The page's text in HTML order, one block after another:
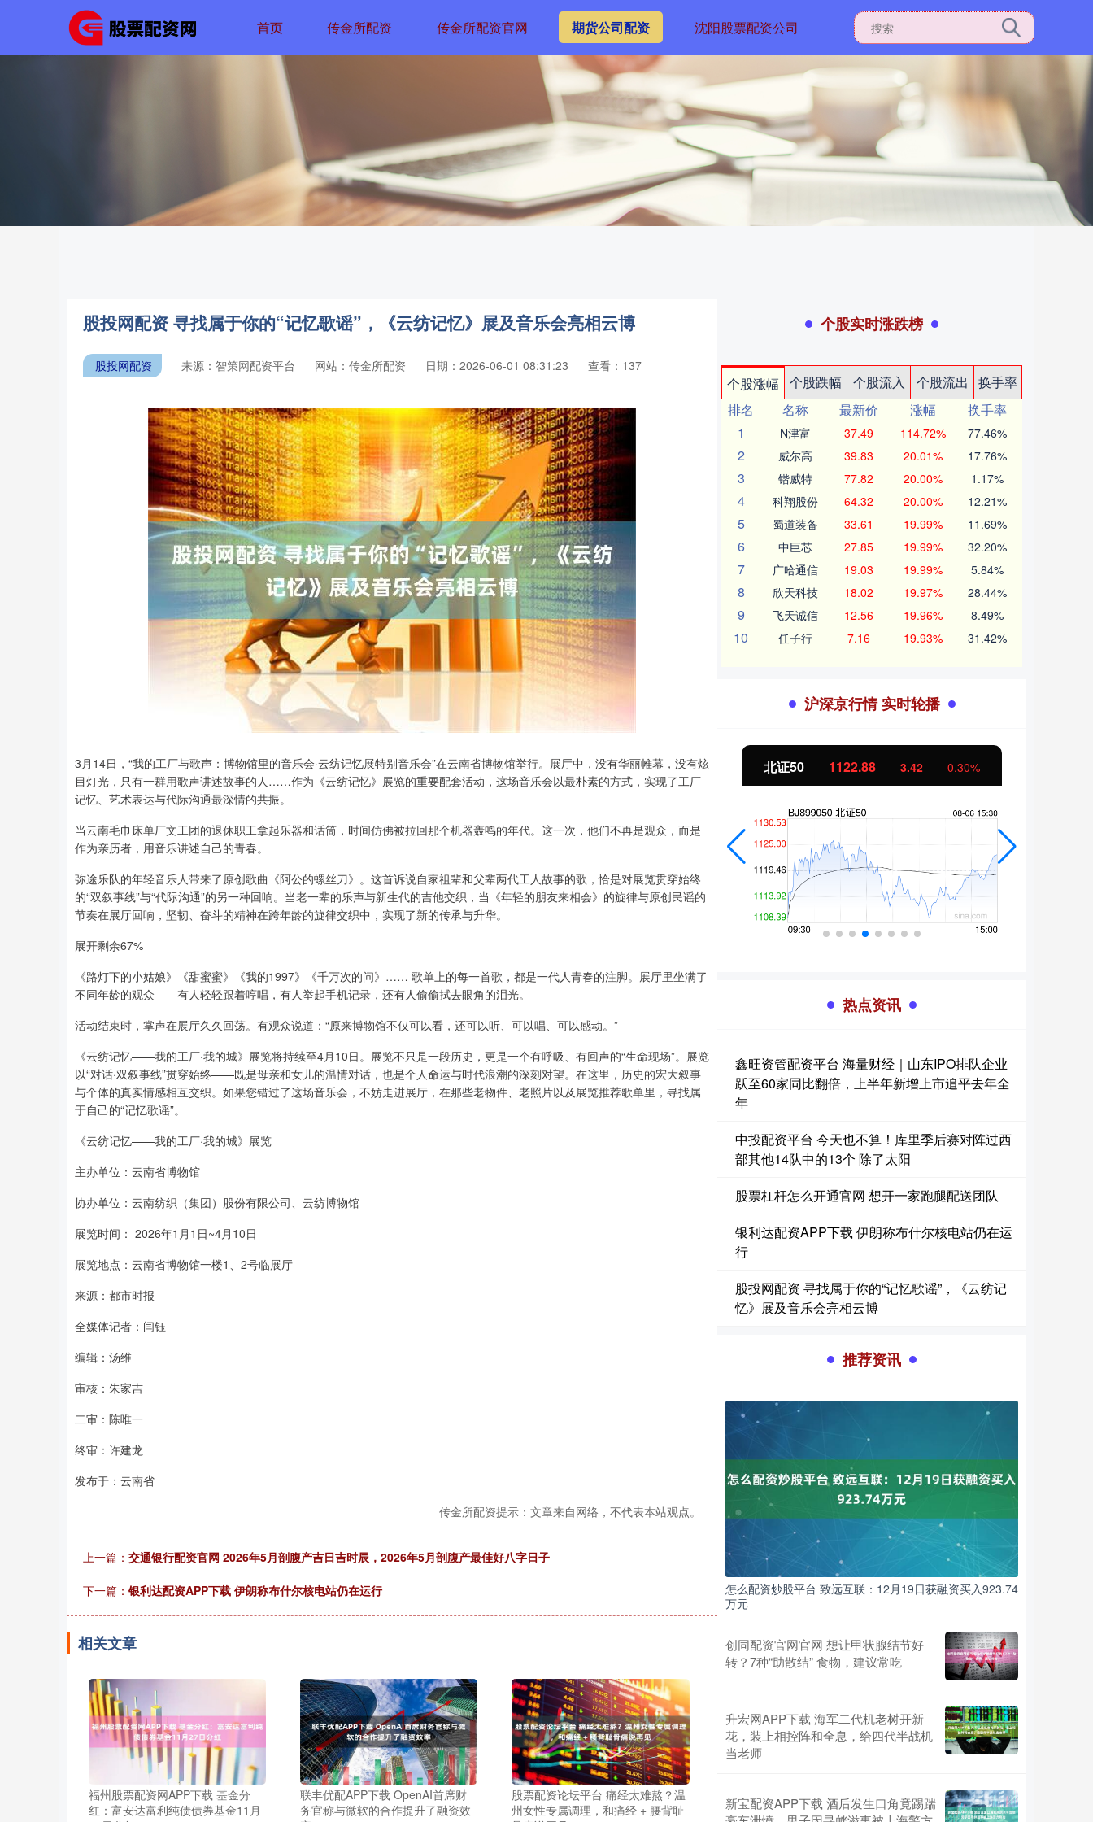
首页 传金所配资 传金所配资官网 期货公司配资 沈阳股票配资公司
股投网配资 寻找属于你的“记忆歌谣”，《云纺记忆》展及音乐会亮相云博
股投网配资 来源：智策网配资平台 网站：传金所配资 日期：2026-06-01 08:31:23 查看：137
3月14日，“我的工厂与歌声：博物馆里的音乐会·云纺记忆展特别音乐会”在云南省博物馆举行。展厅中，没有华丽帷幕，没有炫
目灯光，只有一群用歌声讲述故事的人……作为《云纺记忆》展览的重要配套活动，这场音乐会以最朴素的方式，实现了工厂
记忆、艺术表达与代际沟通最深情的共振。
当云南毛巾床单厂文工团的退休职工拿起乐器和话筒，时间仿佛被拉回那个机器轰鸣的年代。这一次，他们不再是观众，而是
作为亲历者，用音乐讲述自己的青春。
弥途乐队的年轻音乐人带来了原创歌曲《阿公的螺丝刀》。这首诉说自家祖辈和父辈两代工人故事的歌，恰是对展览贯穿始终
的“双叙事线”与“代际沟通”的另一种回响。当老一辈的乐声与新生代的吉他交织，当《年轻的朋友来相会》的旋律与原创民谣的
节奏在展厅回响，坚韧、奋斗的精神在跨年龄的旋律交织中，实现了新的传承与升华。
展开剩余67%
《路灯下的小姑娘》《甜蜜蜜》《我的1997》《千万次的问》…… 歌单上的每一首歌，都是一代人青春的注脚。展厅里坐满了
不同年龄的观众——有人轻轻跟着哼唱，有人举起手机记录，还有人偷偷拭去眼角的泪光。
活动结束时，掌声在展厅久久回荡。有观众说道：“原来博物馆不仅可以看，还可以听、可以唱、可以感动。”
《云纺记忆——我的工厂·我的城》展览将持续至4月10日。展览不只是一段历史，更是一个有呼吸、有回声的“生命现场”。展览
以“对话·双叙事线”贯穿始终——既是母亲和女儿的温情对话，也是个人命运与时代浪潮的深刻对望。在这里，历史的宏大叙事
与个体的真实情感相互交织。如果您错过了这场音乐会，不妨走进展厅，在那些老物件、老照片以及展览推荐歌单里，寻找属
于自己的“记忆歌谣”。
《云纺记忆——我的工厂·我的城》展览
主办单位：云南省博物馆
协办单位：云南纺织（集团）股份有限公司、云纺博物馆
展览时间： 2026年1月1日~4月10日
展览地点：云南省博物馆一楼1、2号临展厅
来源：都市时报
全媒体记者：闫钰
编辑：汤维
审核：朱家吉
二审：陈唯一
终审：许建龙
发布于：云南省
传金所配资提示：文章来自网络，不代表本站观点。
上一篇： 交通银行配资官网 2026年5月剖腹产吉日吉时辰，2026年5月剖腹产最佳好八字日子
下一篇： 银利达配资APP下载 伊朗称布什尔核电站仍在运行
相关文章
福州股票配资网APP下载 基金分
红：富安达富利纯债债券基金11月
联丰优配APP下载 OpenAI首席财
务官称与微软的合作提升了融资效
股票配资论坛平台 痛经太难熬？温
州女性专属调理，和痛经 + 腰背耻
个股实时涨跌榜
个股涨幅 个股跌幅 个股流入 个股流出
换手率
排名
名称 最新价 涨幅
换手率
1
N津富 37.49 114.72% 77.46%
2 威尔高 39.83 20.01% 17.76%
3 锴威特 77.82 20.00% 1.17%
4 科翔股份 64.32 20.00% 12.21%
5 蜀道装备 33.61 19.99% 11.69%
6 中巨芯 27.85 19.99% 32.20%
7 广哈通信 19.03 19.99% 5.84%
8 欣天科技 18.02 19.97% 28.44%
9 飞天诚信 12.56 19.96% 8.49%
10 任子行 7.16 19.93% 31.42%
沪深京行情 实时轮播
深证成指 14110.12 -34.08 -0.24% 沪深300 4651.31 -6.85 -0.15% 北证50 1122.88 3.42 0.30%
热点资讯
鑫旺资管配资平台 海量财经｜山东IPO排队企业
跃至60家同比翻倍，上半年新增上市追平去年全
年
中投配资平台 今天也不算！库里季后赛对阵过西
部其他14队中的13个 除了太阳
股票杠杆怎么开通官网 想开一家跑腿配送团队
银利达配资APP下载 伊朗称布什尔核电站仍在运
行
股投网配资 寻找属于你的“记忆歌谣”，《云纺记
忆》展及音乐会亮相云博
推荐资讯
怎么配资炒股平台 致远互联：12月19日获融资买入923.74
万元
创同配资官网官网 想让甲状腺结节好
转？7种“助散结” 食物，建议常吃
升宏网APP下载 海军二代机老树开新
花，装上相控阵和全息，给四代半战机
当老师
新宝配资APP下载 酒后发生口角竟踢踹